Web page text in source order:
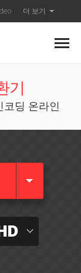
더 보기
기
코딩 온라인